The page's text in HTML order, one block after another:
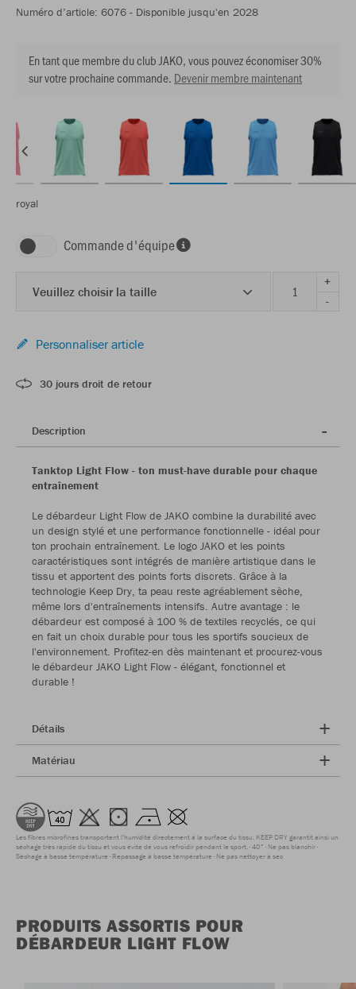
Numéro d’article: 6076 - Disponible jusqu'en 2028
En tant que membre du club JAKO, vous pouvez économiser 30%
sur votre prochaine commande. Devenir membre maintenant
royal
Commande d'équipe
Veuillez choisir la taille
+
-
Personnaliser article
30 jours droit de retour
Description
Tanktop Light Flow - ton must-have durable pour chaque
entraînement
Le débardeur Light Flow de JAKO combine la durabilité avec
un design stylé et une performance fonctionnelle - idéal pour
ton prochain entraînement. Le logo JAKO et les points
caractéristiques sont intégrés de manière artistique dans le
tissu et apportent des points forts discrets. Grâce à la
technologie Keep Dry, ta peau reste agréablement sèche,
même lors d'entraînements intensifs. Autre avantage : le
débardeur est composé à 100 % de textiles recyclés, ce qui
en fait un choix durable pour tous les sportifs soucieux de
l'environnement. Profitez-en dès maintenant et procurez-vous
le débardeur JAKO Light Flow - élégant, fonctionnel et
durable !
Détails
Matériau
Les fibres microfines transportent l'humidité directement à la surface du tissu. KEEP DRY garantit ainsi un
séchage très rapide du tissu et vous évite de vous refroidir pendant le sport. 40° Ne pas blanchir
Séchage à basse température Repassage à basse température Ne pas nettoyer à sec
PRODUITS ASSORTIS POUR
DÉBARDEUR LIGHT FLOW